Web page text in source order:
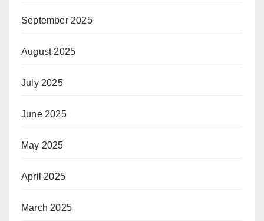
September 2025
August 2025
July 2025
June 2025
May 2025
April 2025
March 2025